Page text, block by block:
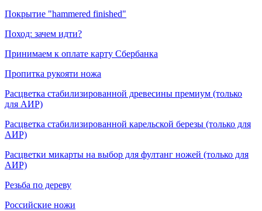
Покрытие "hammered finished"
Поход: зачем идти?
Принимаем к оплате карту Сбербанка
Пропитка рукояти ножа
Расцветка стабилизированной древесины премиум (только
для АИР)
Расцветка стабилизированной карельской березы (только для
АИР)
Расцветки микарты на выбор для фултанг ножей (только для
АИР)
Резьба по дереву
Российские ножи